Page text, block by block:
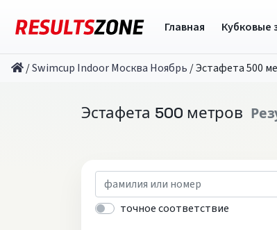
Главная Кубковые
/Swimcup Indoor Москва Ноябрь /Эстафета 500
Эстафета 500 метров
точное соответствие